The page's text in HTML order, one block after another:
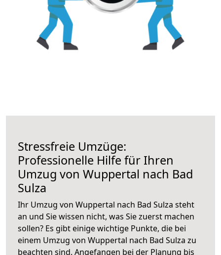
Stressfreie Umzüge:
Professionelle Hilfe für Ihren
Umzug von Wuppertal nach Bad
Sulza
Ihr Umzug von Wuppertal nach Bad Sulza steht
an und Sie wissen nicht, was Sie zuerst machen
sollen? Es gibt einige wichtige Punkte, die bei
einem Umzug von Wuppertal nach Bad Sulza zu
beachten sind. Angefangen bei der Planung bis